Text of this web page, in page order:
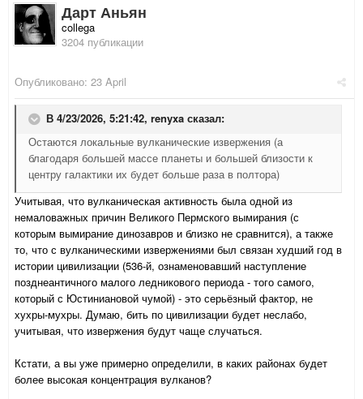
Дарт Аньян
collega
3204 публикации
Опубликовано: 23 April
В 4/23/2026, 5:21:42, renyxa сказал:
Остаются локальные вулканические извержения (а
благодаря большей массе планеты и большей близости к
центру галактики их будет больше раза в полтора)
Учитывая, что вулканическая активность была одной из
немаловажных причин Великого Пермского вымирания (с
которым вымирание динозавров и близко не сравнится), а также
то, что с вулканическими извержениями был связан худший год в
истории цивилизации (536-й, ознаменовавший наступление
позднеантичного малого ледникового периода - того самого,
который с Юстиниановой чумой) - это серьёзный фактор, не
хухры-мухры. Думаю, бить по цивилизации будет неслабо,
учитывая, что извержения будут чаще случаться.
Кстати, а вы уже примерно определили, в каких районах будет
более высокая концентрация вулканов?